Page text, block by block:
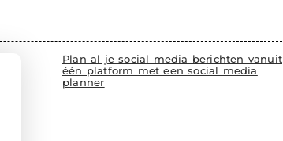
Plan al je social media berichten vanuit
één platform met een social media
planner